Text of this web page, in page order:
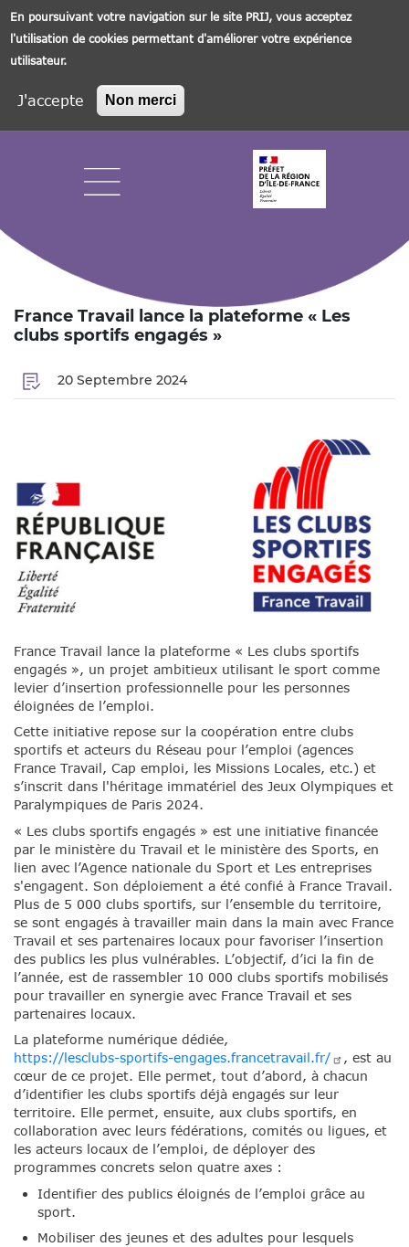
En poursuivant votre navigation sur le site PRIJ, vous acceptez
l'utilisation de cookies permettant d'améliorer votre expérience
utilisateur.
J'accepte Non merci
France Travail lance la plateforme « Les
clubs sportifs engagés »
20 Septembre 2024
France Travail lance la plateforme « Les clubs sportifs
engagés », un projet ambitieux utilisant le sport comme
levier d’insertion professionnelle pour les personnes
éloignées de l’emploi.
Cette initiative repose sur la coopération entre clubs
sportifs et acteurs du Réseau pour l’emploi (agences
France Travail, Cap emploi, les Missions Locales, etc.) et
s’inscrit dans l'héritage immatériel des Jeux Olympiques et
Paralympiques de Paris 2024.
« Les clubs sportifs engagés » est une initiative financée
par le ministère du Travail et le ministère des Sports, en
lien avec l’Agence nationale du Sport et Les entreprises
s'engagent. Son déploiement a été confié à France Travail.
Plus de 5 000 clubs sportifs, sur l’ensemble du territoire,
se sont engagés à travailler main dans la main avec France
Travail et ses partenaires locaux pour favoriser l’insertion
des publics les plus vulnérables. L’objectif, d’ici la fin de
l’année, est de rassembler 10 000 clubs sportifs mobilisés
pour travailler en synergie avec France Travail et ses
partenaires locaux.
La plateforme numérique dédiée,
https://lesclubs-sportifs-engages.francetravail.fr/
, est au
cœur de ce projet. Elle permet, tout d’abord, à chacun
d’identifier les clubs sportifs déjà engagés sur leur
territoire. Elle permet, ensuite, aux clubs sportifs, en
collaboration avec leurs fédérations, comités ou ligues, et
les acteurs locaux de l’emploi, de déployer des
programmes concrets selon quatre axes :
Identifier des publics éloignés de l’emploi grâce au
sport.
Mobiliser des jeunes et des adultes pour lesquels